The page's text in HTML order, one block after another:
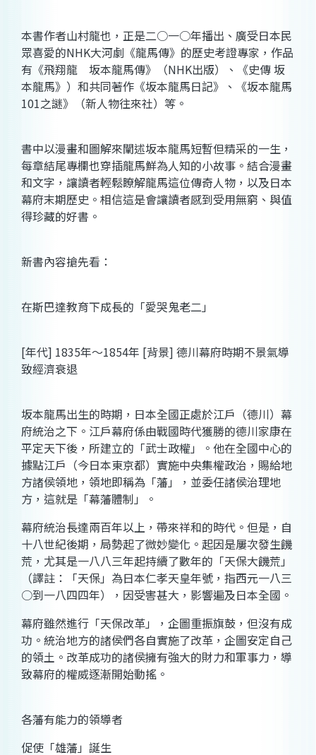
本書作者山村龍也，正是二○一○年播出、廣受日本民
眾喜愛的NHK大河劇《龍馬傳》的歷史考證專家，作品
有《飛翔龍 坂本龍馬傳》（NHK出版）、《史傳 坂
本龍馬》）和共同著作《坂本龍馬日記》、《坂本龍馬
101之謎》（新人物往來社）等。
書中以漫畫和圖解來闡述坂本龍馬短暫但精采的一生，
每章結尾專欄也穿插龍馬鮮為人知的小故事。結合漫畫
和文字，讓讀者輕鬆瞭解龍馬這位傳奇人物，以及日本
幕府末期歷史。相信這是會讓讀者感到受用無窮、與值
得珍藏的好書。
新書內容搶先看：
在斯巴達教育下成長的「愛哭鬼老二」
[年代] 1835年～1854年 [背景] 德川幕府時期不景氣導
致經濟衰退
坂本龍馬出生的時期，日本全國正處於江戶（德川）幕
府統治之下。江戶幕府係由戰國時代獲勝的德川家康在
平定天下後，所建立的「武士政權」。他在全國中心的
據點江戶（今日本東京都）實施中央集權政治，賜給地
方諸侯領地，領地即稱為「藩」，並委任諸侯治理地
方，這就是「幕藩體制」。
幕府統治長達兩百年以上，帶來祥和的時代。但是，自
十八世紀後期，局勢起了微妙變化。起因是屢次發生饑
荒，尤其是一八八三年起持續了數年的「天保大饑荒」
（譯註：「天保」為日本仁孝天皇年號，指西元一八三
○到一八四四年），因受害甚大，影響遍及日本全國。
幕府雖然進行「天保改革」，企圖重振旗鼓，但沒有成
功。統治地方的諸侯們各自實施了改革，企圖安定自己
的領土。改革成功的諸侯擁有強大的財力和軍事力，導
致幕府的權威逐漸開始動搖。
各藩有能力的領導者
促使「雄藩」誕生